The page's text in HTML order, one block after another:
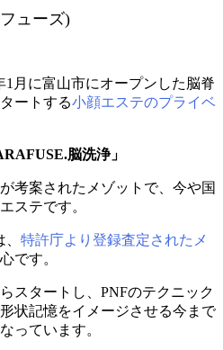
ューズ)
1月に富山市にオープンした脳脊
ートする小顔エステのプライベ
脳洗浄」
考案されたメゾットで、今や国
ステです。
特許庁より登録査定されたメ
です。
スタートし、PNFのテクニック
状記憶をイメージさせる今まで
っています。